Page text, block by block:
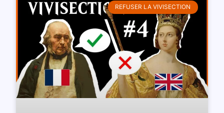
REFUSER LA VIVISECTION